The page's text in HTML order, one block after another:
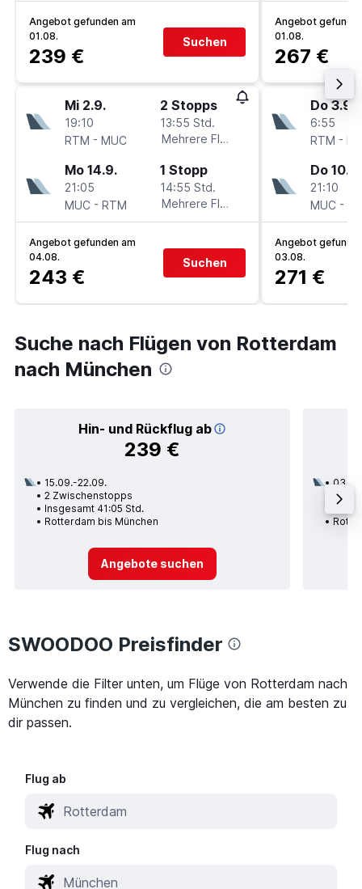
Angebot gefunden am
01.08.
239 €
Suchen
Mi 2.9.
19:10
RTM - MUC
2 Stopps
13:55 Std.
Mehrere Fluglinien
Mo 14.9.
21:05
MUC - RTM
1 Stopp
14:55 Std.
Mehrere Fluglinien
Angebot gefunden am
04.08.
243 €
Suchen
Angebot
01.08.
267 €
Do 3.9.
6:55
RTM -
Do 10.9.
21:10
MUC -
Angebot
03.08.
271 €
Suche nach Flügen von Rotterdam
nach München
Hin- und Rückflug ab
239 €
15.09.-22.09.
2 Zwischenstopps
Insgesamt 41:05 Std.
Rotterdam bis München
Angebote suchen
1
SWOODOO Preisfinder
Verwende die Filter unten, um Flüge von Rotterdam nach
München zu finden und zu vergleichen, die am besten zu
dir passen.
Flug ab
Flug nach